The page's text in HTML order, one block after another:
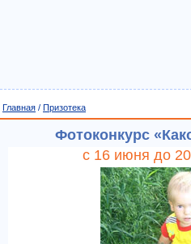
Главная / Призотека
Фотоконкурс
с 16 июня до